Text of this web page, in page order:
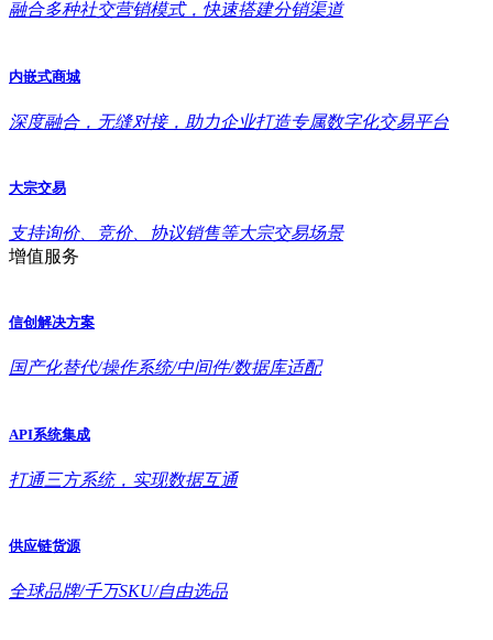
融合多种社交营销模式，快速搭建分销渠道
内嵌式商城
深度融合，无缝对接，助力企业打造专属数字化交易平台
大宗交易
支持询价、竞价、协议销售等大宗交易场景
增值服务
信创解决方案
国产化替代/操作系统/中间件/数据库适配
API系统集成
打通三方系统，实现数据互通
供应链货源
全球品牌/千万SKU/自由选品